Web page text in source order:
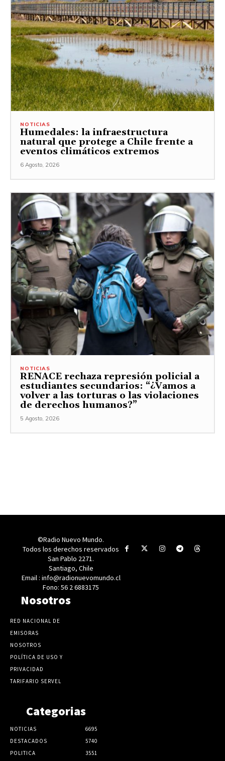
NOTICIAS
Humedales: la infraestructura
natural que protege a Chile frente a
eventos climáticos extremos
6 Agosto, 2026
NOTICIAS
RENACE rechaza represión policial a
estudiantes secundarios: “¿Vamos a
volver a las torturas o las violaciones
de derechos humanos?”
5 Agosto, 2026
©Radio Nuevo Mundo.
Todos los derechos reservados
San Pablo 2271.
Santiago, Chile
Email : info@radionuevomundo.cl
Fono: 56 2 6883175
Nosotros
RED NACIONAL DE
EMISORAS
NOSOTROS
POLÍTICA DE USO Y
PRIVACIDAD
TARIFARIO SERVEL
Categorias
NOTICIAS
6695
DESTACADOS
5740
POLITICA
3551